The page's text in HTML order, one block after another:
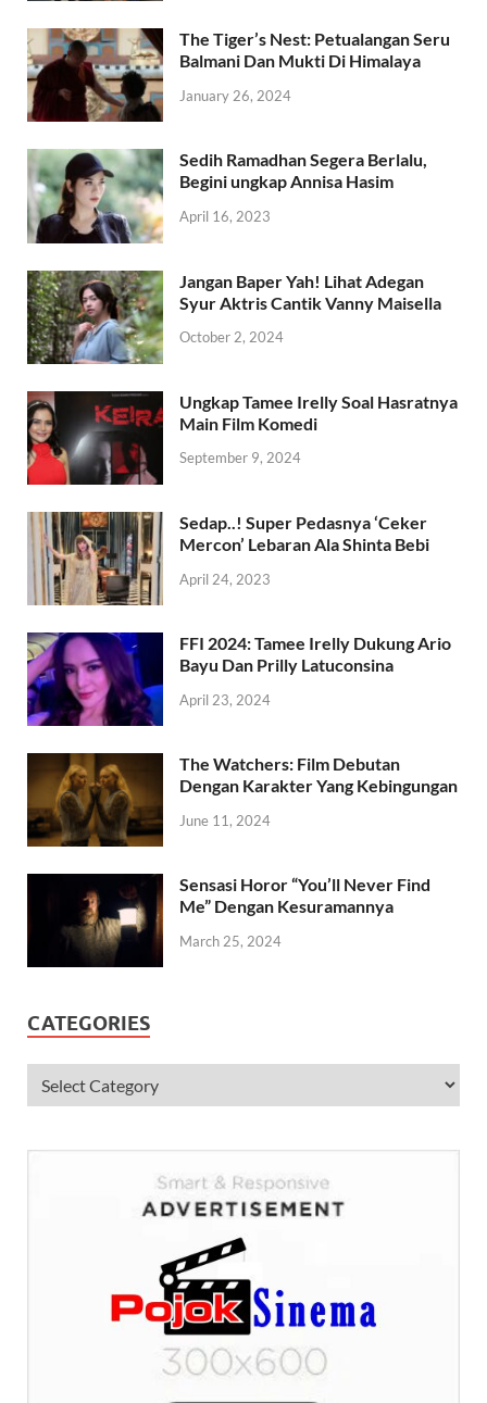
The Tiger’s Nest: Petualangan Seru
Balmani Dan Mukti Di Himalaya
January 26, 2024
Sedih Ramadhan Segera Berlalu,
Begini ungkap Annisa Hasim
April 16, 2023
Jangan Baper Yah! Lihat Adegan
Syur Aktris Cantik Vanny Maisella
October 2, 2024
Ungkap Tamee Irelly Soal Hasratnya
Main Film Komedi
September 9, 2024
Sedap..! Super Pedasnya ‘Ceker
Mercon’ Lebaran Ala Shinta Bebi
April 24, 2023
FFI 2024: Tamee Irelly Dukung Ario
Bayu Dan Prilly Latuconsina
April 23, 2024
The Watchers: Film Debutan
Dengan Karakter Yang Kebingungan
June 11, 2024
Sensasi Horor “You’ll Never Find
Me” Dengan Kesuramannya
March 25, 2024
CATEGORIES